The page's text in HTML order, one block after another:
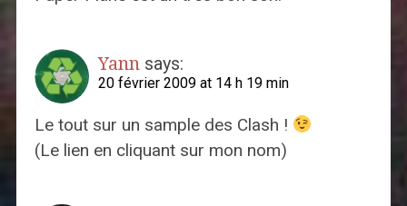
Yann says:
20 février 2009 at 14 h 19 min
Le tout sur un sample des Clash !
(Le lien en cliquant sur mon nom)